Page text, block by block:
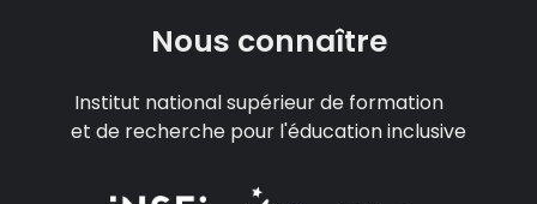
Nous connaître
Institut national supérieur de formation
et de recherche pour l'éducation inclusive